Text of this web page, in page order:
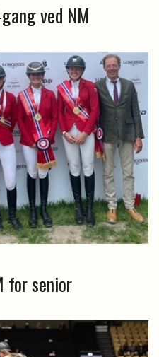
ved NM
for senior